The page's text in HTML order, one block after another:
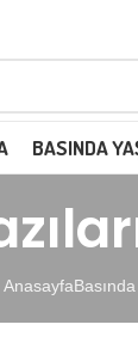
BASINDA
AnasayfaBasında